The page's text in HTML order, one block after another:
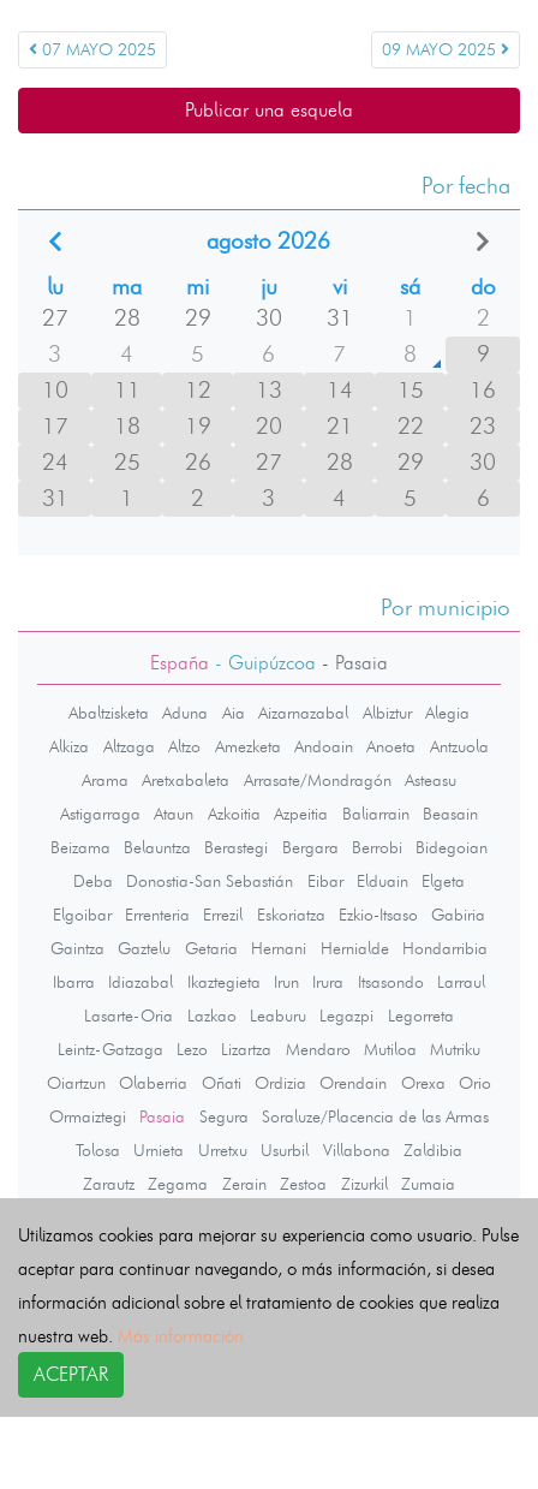
07 MAYO 2025 09 MAYO 2025
Publicar una esquela
Por fecha
agosto 2026
lu
ma mi ju vi sá
do
27
28 29 30 31 1
2
3
4 5 6 7 8
9
10
11 12 13 14 15
16
17
18 19 20 21 22
23
24
25 26 27 28 29
30
31
1 2 3 4 5 6
Por municipio
España - Guipúzcoa - Pasaia
Abaltzisketa Aduna Aia Aizarnazabal Albiztur
Alegia
Alkiza
Altzaga Altzo Amezketa Andoain Anoeta
Antzuola
Arama
Aretxabaleta Arrasate/Mondragón
Asteasu
Astigarraga
Ataun Azkoitia Azpeitia Baliarrain
Beasain
Beizama
Belauntza Berastegi Bergara Berrobi
Bidegoian
Deba
Donostia-San Sebastián Eibar Elduain
Elgeta
Elgoibar
Errenteria Errezil Eskoriatza Ezkio-Itsaso
Gabiria
Gaintza
Gaztelu Getaria Hernani Hernialde
Hondarribia
Ibarra
Idiazabal Ikaztegieta Irun Irura Itsasondo
Larraul
Lasarte-Oria
Lazkao Leaburu Legazpi
Legorreta
Leintz-Gatzaga
Lezo Lizartza Mendaro Mutiloa
Mutriku
Oiartzun
Olaberria Oñati Ordizia Orendain Orexa
Orio
Ormaiztegi
Pasaia Segura
Soraluze/Placencia de las Armas
Tolosa
Urnieta Urretxu Usurbil Villabona
Zaldibia
Zarautz
Zegama Zerain Zestoa Zizurkil
Zumaia
Últimas noticias
Utilizamos cookies para mejorar su experiencia como usuario. Pulse
aceptar para continuar navegando, o más información, si desea
información adicional sobre el tratamiento de cookies que realiza
nuestra web. Más información
ACEPTAR